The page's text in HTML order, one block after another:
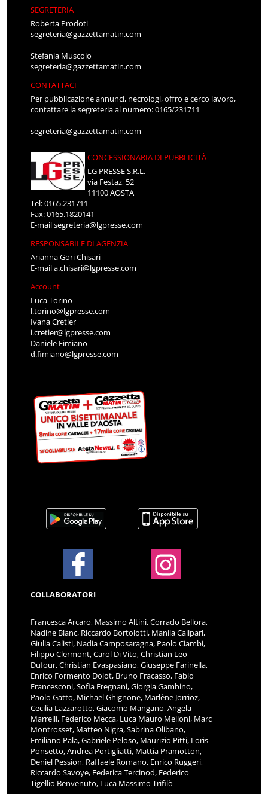
SEGRETERIA
Roberta Prodoti
segreteria@gazzettamatin.com
Stefania Muscolo
segreteria@gazzettamatin.com
CONTATTACI
Per pubblicazione annunci, necrologi, offro e cerco lavoro,
contattare la segreteria al numero: 0165/231711
segreteria@gazzettamatin.com
CONCESSIONARIA DI PUBBLICITÀ
LG PRESSE S.R.L.
via Festaz, 52
11100 AOSTA
Tel: 0165.231711
Fax: 0165.1820141
E-mailsegreteria@lgpresse.com
RESPONSABILE DI AGENZIA
Arianna Gori Chisari
E-maila.chisari@lgpresse.com
Account
Luca Torino
l.torino@lgpresse.com
Ivana Cretier
i.cretier@lgpresse.com
Daniele Fimiano
d.fimiano@lgpresse.com
COLLABORATORI
Francesca Arcaro, Massimo Altini, Corrado Bellora,
Nadine Blanc, Riccardo Bortolotti, Manila Calipari,
Giulia Calisti, Nadia Camposaragna, Paolo Ciambi,
Filippo Clermont, Carol Di Vito, Christian Leo
Dufour, Christian Evaspasiano, Giuseppe Farinella,
Enrico Formento Dojot, Bruno Fracasso, Fabio
Francesconi, Sofia Fregnani, Giorgia Gambino,
Paolo Gatto, Michael Ghignone, Marlène Jorrioz,
Cecilia Lazzarotto, Giacomo Mangano, Angela
Marrelli, Federico Mecca, Luca Mauro Melloni, Marc
Montrosset, Matteo Nigra, Sabrina Olibano,
Emiliano Pala, Gabriele Peloso, Maurizio Pitti, Loris
Ponsetto, Andrea Portigliatti, Mattia Pramotton,
Deniel Pession, Raffaele Romano, Enrico Ruggeri,
Riccardo Savoye, Federica Tercinod, Federico
Tigellio Benvenuto, Luca Massimo Trifilò